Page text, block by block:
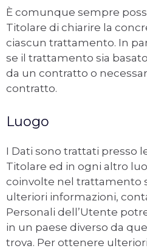
È comunque sempre
Titolare di chiarire la
ciascun trattamento. In
se il trattamento sia
da un contratto o
contratto.
Luogo
I Dati sono trattati presso
Titolare ed in ogni altro
coinvolte nel trattamento
ulteriori informazioni,
Personali dell’Utente
in un paese diverso da
trova. Per ottenere